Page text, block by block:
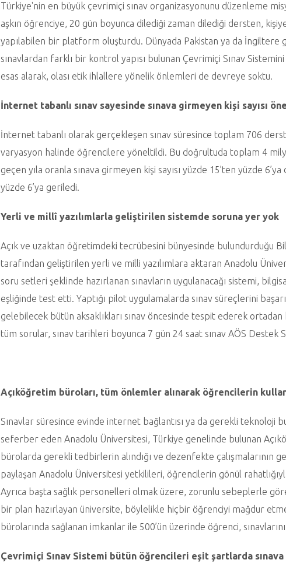
Türkiye'nin en büyük çevrimiçi sınav organizasyonunu düzenleme
aşkın öğrenciye, 20 gün boyunca dilediği zaman dilediği dersten,
yapılabilen bir platform oluşturdu. Dünyada Pakistan ya da İngiltere
sınavlardan farklı bir kontrol yapısı bulunan Çevrimiçi Sınav
esas alarak, olası etik ihlallere yönelik önlemleri de devreye soktu.
İnternet tabanlı sınav sayesinde sınava girmeyen kişi sayısı
İnternet tabanlı olarak gerçekleşen sınav süresince toplam 706
varyasyon halinde öğrencilere yöneltildi. Bu doğrultuda toplam 4
geçen yıla oranla sınava girmeyen kişi sayısı yüzde 15’ten yüzde
yüzde 6’ya geriledi.
Yerli ve millî yazılımlarla geliştirilen sistemde soruna yer yok
Açık ve uzaktan öğretimdeki tecrübesini bünyesinde bulundurduğu
tarafından geliştirilen yerli ve milli yazılımlara aktaran Anadolu
soru setleri şeklinde hazırlanan sınavların uygulanacağı sistemi,
eşliğinde test etti. Yaptığı pilot uygulamalarda sınav süreçlerini
gelebilecek bütün aksaklıkları sınav öncesinde tespit ederek
tüm sorular, sınav tarihleri boyunca 7 gün 24 saat sınav AÖS Destek
Açıköğretim büroları, tüm önlemler alınarak öğrencilerin
Sınavlar süresince evinde internet bağlantısı ya da gerekli teknoloji
seferber eden Anadolu Üniversitesi, Türkiye genelinde bulunan
bürolarda gerekli tedbirlerin alındığı ve dezenfekte çalışmalarının
paylaşan Anadolu Üniversitesi yetkilileri, öğrencilerin gönül
Ayrıca başta sağlık personelleri olmak üzere, zorunlu sebeplerle
bir plan hazırlayan üniversite, böylelikle hiçbir öğrenciyi mağdur
bürolarında sağlanan imkanlar ile 500’ün üzerinde öğrenci,
Çevrimiçi Sınav Sistemi bütün öğrencileri eşit şartlarda